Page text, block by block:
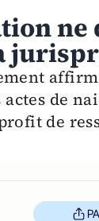
de
de